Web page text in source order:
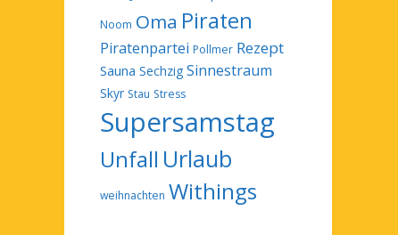
Noom Oma Piraten
Piratenpartei Pollmer Rezept
Sauna Sechzig Sinnestraum
Skyr Stau Stress
Supersamstag
Unfall Urlaub
weihnachten Withings